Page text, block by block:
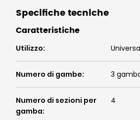
Specifiche tecniche
Caratteristiche
Utilizzo:
Numero di gambe: 3
Numero di sezioni per
gamba:
4